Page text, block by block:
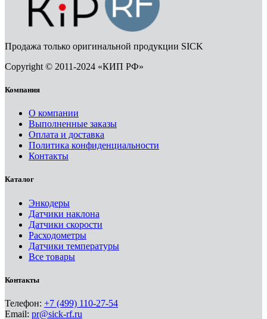
Продажа только оригинальной продукции SICK
Copyright © 2011-2024 «КИП РФ»
Компания
О компании
Выполненные заказы
Оплата и доставка
Политика конфиденциальности
Контакты
Каталог
Энкодеры
Датчики наклона
Датчики скорости
Расходометры
Датчики температуры
Все товары
Контакты
Телефон: +7 (499) 110-27-54
Email: pr@sick-rf.ru